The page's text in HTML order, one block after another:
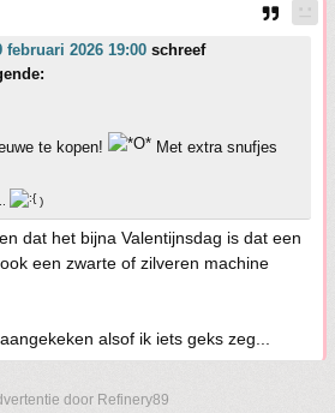
februari 2026 19:00 schreef
te kopen!
Met extra snufjes
)
dat het bijna Valentijnsdag is dat een
een zwarte of zilveren machine
alsof ik iets geks zeg...
door Refinery89